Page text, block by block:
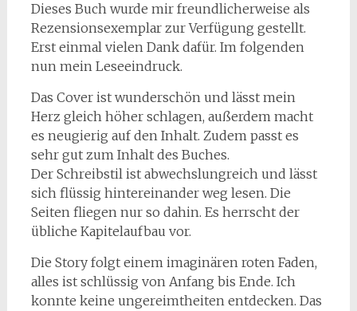
Dieses Buch wurde mir freundlicherweise als
Rezensionsexemplar zur Verfügung gestellt.
Erst einmal vielen Dank dafür. Im folgenden
nun mein Leseeindruck.
Das Cover ist wunderschön und lässt mein
Herz gleich höher schlagen, außerdem macht
es neugierig auf den Inhalt. Zudem passt es
sehr gut zum Inhalt des Buches.
Der Schreibstil ist abwechslungreich und lässt
sich flüssig hintereinander weg lesen. Die
Seiten fliegen nur so dahin. Es herrscht der
übliche Kapitelaufbau vor.
Die Story folgt einem imaginären roten Faden,
alles ist schlüssig von Anfang bis Ende. Ich
konnte keine ungereimtheiten entdecken. Das